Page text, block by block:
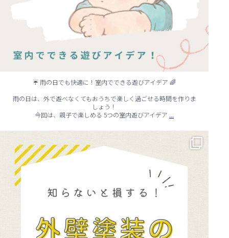
☔ 雨の日でも快適に！室内でできる遊びアイデア 🌈
雨の日は、外で遊べなくてもおうちで楽しく過ごせる時間を作りま
しょう！
今回は、親子で楽しめる 5つの室内遊びアイデア ...
...